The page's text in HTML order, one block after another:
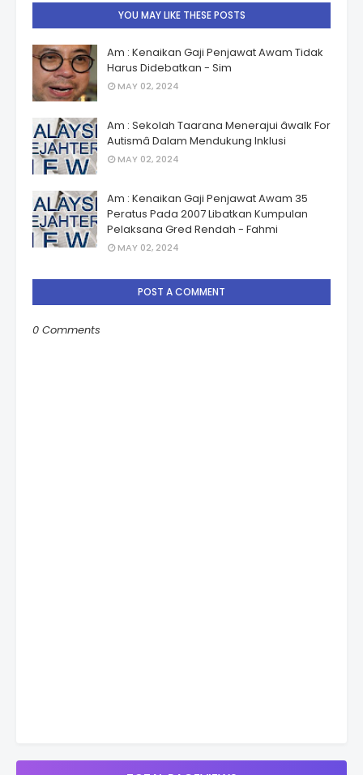
YOU MAY LIKE THESE POSTS
Am : Kenaikan Gaji Penjawat Awam Tidak
Harus Didebatkan - Sim
MAY 02, 2024
Am : Sekolah Taarana Menerajui âwalk For
Autismâ Dalam Mendukung Inklusi
MAY 02, 2024
Am : Kenaikan Gaji Penjawat Awam 35
Peratus Pada 2007 Libatkan Kumpulan
Pelaksana Gred Rendah - Fahmi
MAY 02, 2024
POST A COMMENT
0 Comments